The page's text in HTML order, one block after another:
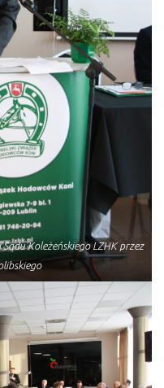
Koleżeńskiego LZHK przez